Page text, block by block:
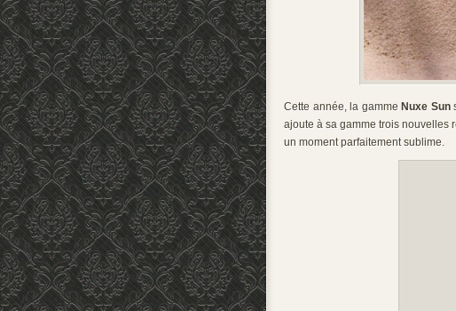
Cette année, la gamme Nuxe Sun
ajoute à sa gamme trois nouvelles
un moment parfaitement sublime.